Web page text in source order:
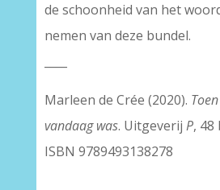
de schoonheid van het
nemen van deze bundel.
Marleen de Crée (2020).
vandaag was. Uitgeverij P, 48
ISBN 9789493138278